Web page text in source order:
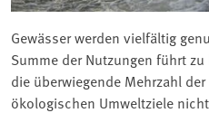
Gewässer werden vielfältig
Summe der Nutzungen führt
die überwiegende Mehrzahl
ökologischen Umweltziele